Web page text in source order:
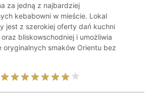
za jedną z najbardziej
kebabowni w mieście. Lokal
jest z szerokiej oferty dań kuchni
bliskowschodniej i umożliwia
oryginalnych smaków Orientu bez